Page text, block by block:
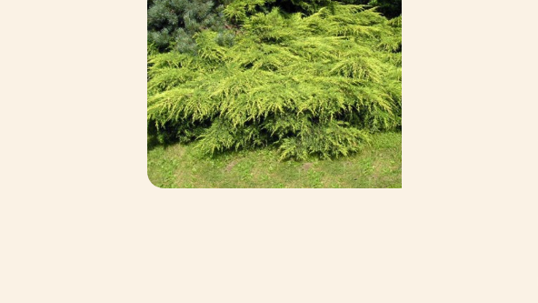
Водные растения
Растения вертикального
озеленения
Формованные растения
Экостория
Товары для сада
Грунты, удобрения, отсыпка
Зимние товары
Крупномеры
Портфолио
Прайс-листы
Правила оказания услуг
Доставка
Оплата
Гарантии
Автополив